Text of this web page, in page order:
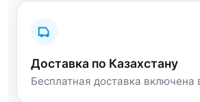
Доставка по Казахстану
Бесплатная доставка включена